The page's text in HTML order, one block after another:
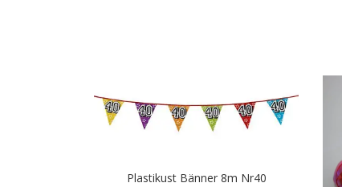
Plastikust Bänner 8m Nr40